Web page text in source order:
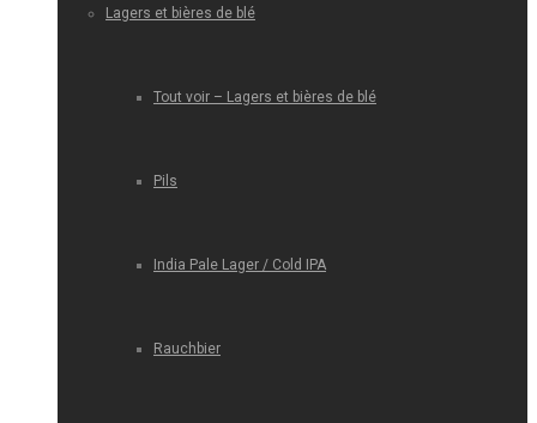
Lagers et bières de blé
Tout voir – Lagers et bières de blé
Pils
India Pale Lager / Cold IPA
Rauchbier